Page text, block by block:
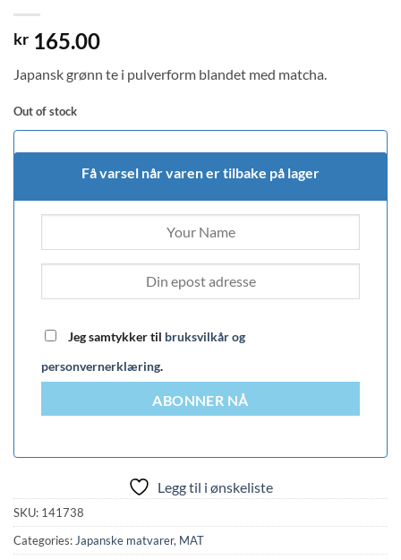
kr 165.00
Japansk grønn te i pulverform blandet med matcha.
Out of stock
Få varsel når varen er tilbake på lager
Jeg samtykker til bruksvilkår og
personvernerklæring.
ABONNER NÅ
Legg til i ønskeliste
SKU: 141738
Categories: Japanske matvarer, MAT